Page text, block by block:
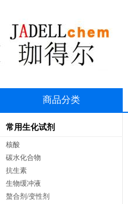
商品分类
常用生化试剂
核酸
碳水化合物
抗生素
生物缓冲液
螯合剂/变性剂